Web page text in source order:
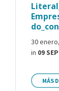
30
in 09
MÁS